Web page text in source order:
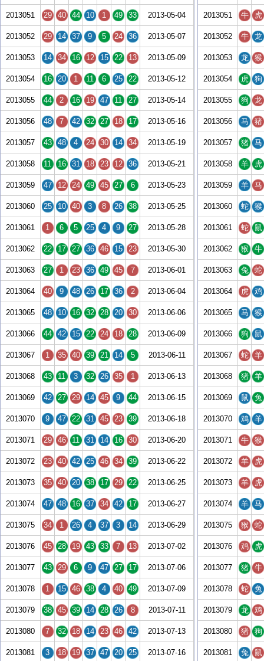
2013051 29 40 44 10 1 49 33 2013-05-04
2013052 29 14 37 9 5 24 36 2013-05-07
2013053 14 34 16 12 15 22 13 2013-05-09
2013054 16 20 1 11 6 25 22 2013-05-12
2013055 44 2 16 19 47 11 27 2013-05-14
2013056 48 7 42 32 27 18 17 2013-05-16
2013057 43 48 4 24 30 14 34 2013-05-19
2013058 11 16 31 18 23 12 36 2013-05-21
2013059 47 12 24 49 45 27 6 2013-05-23
2013060 25 10 40 3 8 26 38 2013-05-25
2013061 1 6 5 25 4 9 27 2013-05-28
2013062 22 17 27 36 46 15 23 2013-05-30
2013063 27 1 23 36 49 45 7 2013-06-01
2013064 40 9 48 26 17 36 2 2013-06-04
2013065 48 10 16 32 28 20 30 2013-06-06
2013066 44 42 15 22 24 18 28 2013-06-09
2013067 1 35 40 39 21 14 5 2013-06-11
2013068 43 11 3 32 26 35 1 2013-06-13
2013069 42 27 29 14 45 9 44 2013-06-15
2013070 9 47 22 31 45 23 39 2013-06-18
2013071 29 46 11 31 14 16 30 2013-06-20
2013072 23 40 42 25 46 34 39 2013-06-22
2013073 35 40 20 38 17 29 22 2013-06-25
2013074 47 48 16 37 34 42 17 2013-06-27
2013075 34 1 26 4 37 3 14 2013-06-29
2013076 45 28 19 43 33 7 13 2013-07-02
2013077 43 29 6 9 47 27 17 2013-07-06
2013078 1 15 46 38 4 40 49 2013-07-09
2013079 38 45 39 14 28 26 8 2013-07-11
2013080 7 32 18 14 23 46 42 2013-07-13
2013081 3 18 19 37 47 20 25 2013-07-16
2013051 牛 虎
2013052 牛 龙
2013053 龙 猴
2013054 虎 狗
2013055 狗 龙
2013056 马 猪
2013057 猪 马
2013058 羊 虎
2013059 羊 马
2013060 蛇 猴
2013061 蛇 鼠
2013062 猴 牛
2013063 兔 蛇
2013064 虎 鸡
2013065 马 猴
2013066 狗 鼠
2013067 蛇 羊
2013068 猪 羊
2013069 鼠 兔
2013070 鸡 羊
2013071 牛 猴
2013072 羊 虎
2013073 羊 虎
2013074 羊 马
2013075 猴 蛇
2013076 鸡 虎
2013077 猪 牛
2013078 蛇 兔
2013079 龙 鸡
2013080 猪 狗
2013081 兔 鼠